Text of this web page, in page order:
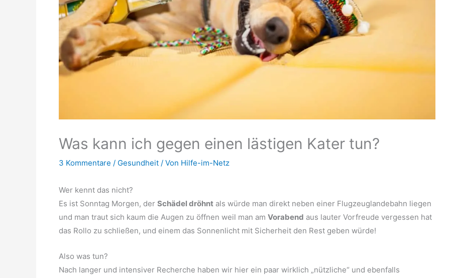
Was kann ich gegen einen lästigen Kater tun?
3 Kommentare / Gesundheit / Von Hilfe-im-Netz
Wer kennt das nicht?
Es ist Sonntag Morgen, der Schädel dröhnt als würde man direkt neben einer Flugzeuglandebahn liegen
und man traut sich kaum die Augen zu öffnen weil man am Vorabend aus lauter Vorfreude vergessen hat
das Rollo zu schließen, und einem das Sonnenlicht mit Sicherheit den Rest geben würde!
Also was tun?
Nach langer und intensiver Recherche haben wir hier ein paar wirklich „nützliche“ und ebenfalls